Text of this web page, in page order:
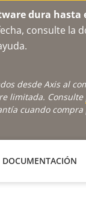
dura hasta
consulte la
desde Axis al
limitada. Consulte
cuando
DOCUMENTACIÓN